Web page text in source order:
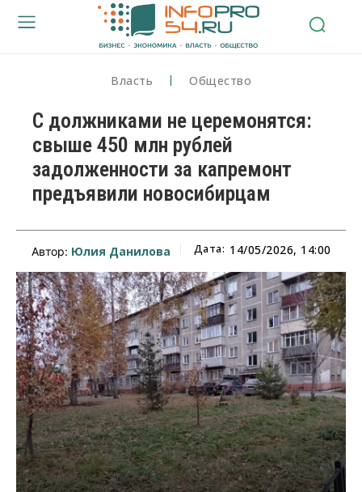
Власть Общество
С должниками не церемонятся:
свыше 450 млн рублей
задолженности за капремонт
предъявили новосибирцам
Автор: Юлия Данилова Дата: 14/05/2026, 14:00